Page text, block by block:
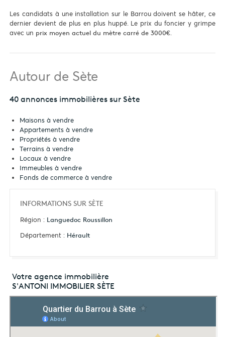
Les candidats à une installation sur le Barrou doivent se hâter, ce
dernier devient de plus en plus huppé. Le prix du foncier y grimpe
avec un prix moyen actuel du mètre carré de 3000€.
Autour de Sète
40 annonces immobilières sur Sète
Maisons à vendre
Appartements à vendre
Propriétés à vendre
Terrains à vendre
Locaux à vendre
Immeubles à vendre
Fonds de commerce à vendre
INFORMATIONS SUR SÈTE
Région : Languedoc Roussillon
Département : Hérault
Votre agence immobilière
S'ANTONI IMMOBILIER SÈTE